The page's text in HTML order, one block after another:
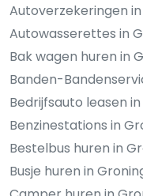
Autoverzekeringen
Autowasserettes in
Bak wagen huren in
Banden-
Bedrijfsauto leasen
Benzinestations in
Bestelbus huren in
Busje huren in